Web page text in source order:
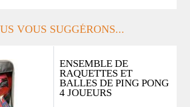
VOUS SUGGÉRONS...
ENSEMBLE DE
RAQUETTES ET
BALLES DE PING PONG
4 JOUEURS